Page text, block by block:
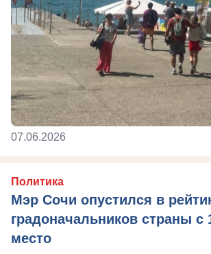
07.06.2026
Политика
Мэр Сочи опустился в
градоначальников страны с
место